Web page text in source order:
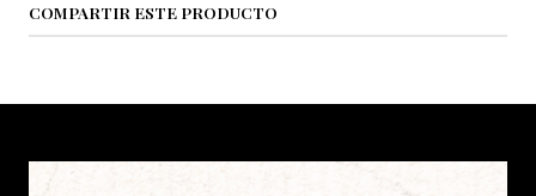
COMPARTIR ESTE PRODUCTO